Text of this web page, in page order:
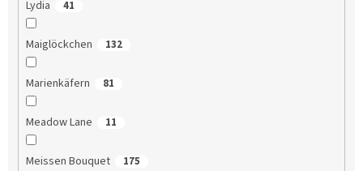
Lydia 41
Maiglöckchen 132
Marienkäfern 81
Meadow Lane 11
Meissen Bouquet 175